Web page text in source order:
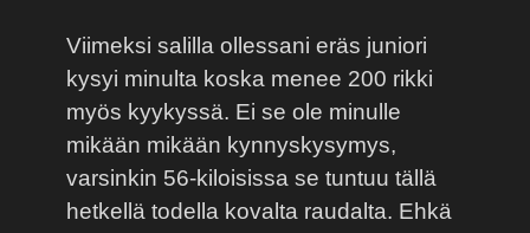
Viimeksi salilla ollessani eräs juniori
kysyi minulta koska menee 200 rikki
myös kyykyssä. Ei se ole minulle
mikään mikään kynnyskysymys,
varsinkin 56-kiloisissa se tuntuu tällä
hetkellä todella kovalta raudalta. Ehkä